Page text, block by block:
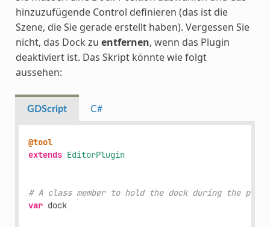
hinzuzufügende Control definieren (das ist die
Szene, die Sie gerade erstellt haben). Vergessen Sie
nicht, das Dock zu entfernen, wenn das Plugin
deaktiviert ist. Das Skript könnte wie folgt
aussehen:
GDScript C#
@tool
extends EditorPlugin
# A class member to hold the dock during the
var dock